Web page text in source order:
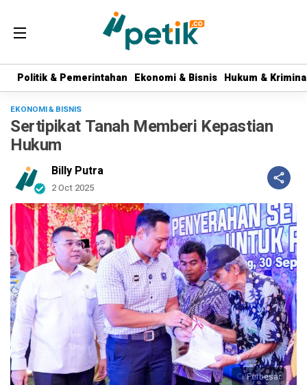
Politik & Pemerintahan Ekonomi & Bisnis Hukum &
Politik & Pemerintahan Ekonomi & Bisnis Hukum &
EKONOMI & BISNIS
Sertipikat Tanah Memberi Kepastian
Hukum
Billy Putra
2 Oct 2025
Perbesar